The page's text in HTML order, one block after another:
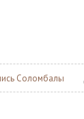
Соломбалы